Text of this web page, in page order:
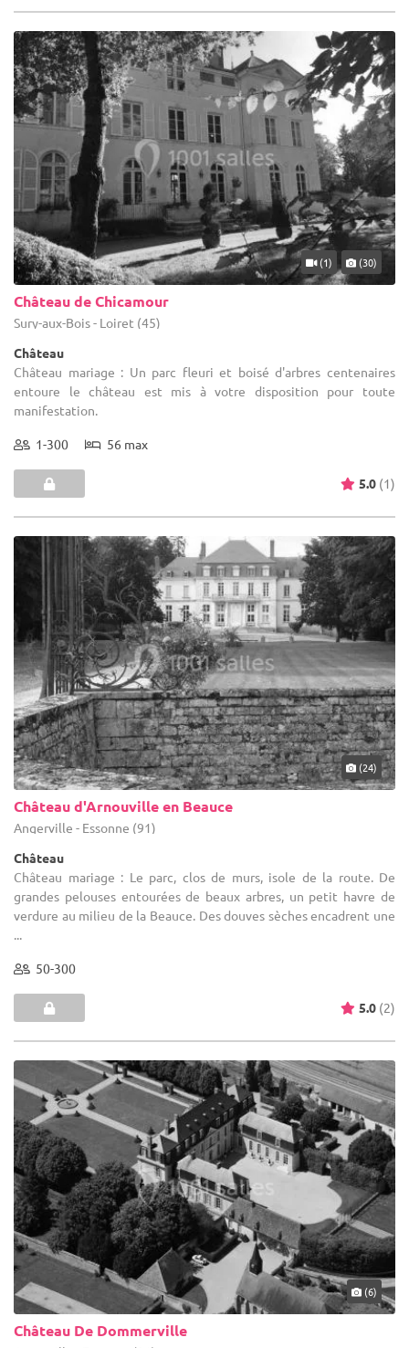
(1) (30)
Château de Chicamour
Sury-aux-Bois - Loiret (45)
Château
Château mariage : Un parc fleuri et boisé d'arbres centenaires
entoure le château est mis à votre disposition pour toute
manifestation.
1-300 56 max
5.0 (1)
(24)
Château d'Arnouville en Beauce
Angerville - Essonne (91)
Château
Château mariage : Le parc, clos de murs, isole de la route. De
grandes pelouses entourées de beaux arbres, un petit havre de
verdure au milieu de la Beauce. Des douves sèches encadrent une
...
50-300
5.0 (2)
(6)
Château De Dommerville